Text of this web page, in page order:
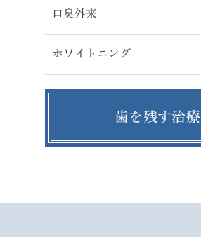
口臭外来
ホワイトニング
歯を残す治療